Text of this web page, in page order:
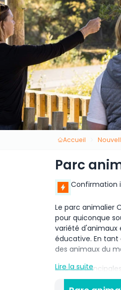
Accueil
Parc
Confirmation
Le parc animalier
pour quiconque
variété d'animaux
éducative. En
des animaux du
Une des
menacées. Le
Lire la suite